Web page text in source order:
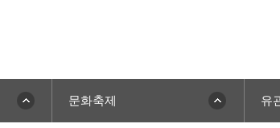
문화축제 유